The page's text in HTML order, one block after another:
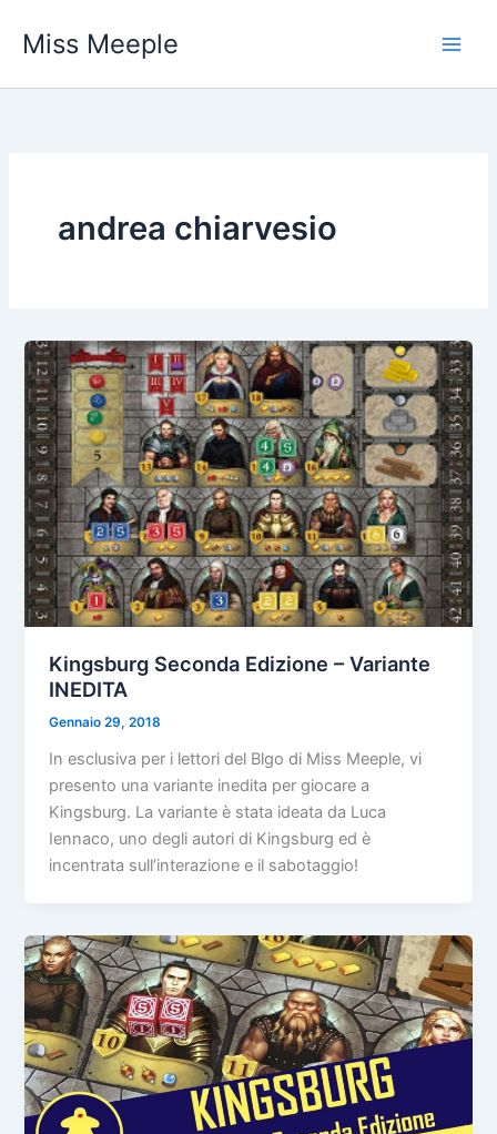
Miss Meeple
andrea chiarvesio
Kingsburg Seconda Edizione – Variante
INEDITA
Gennaio 29, 2018
In esclusiva per i lettori del Blgo di Miss Meeple, vi
presento una variante inedita per giocare a
Kingsburg. La variante è stata ideata da Luca
Iennaco, uno degli autori di Kingsburg ed è
incentrata sull’interazione e il sabotaggio!